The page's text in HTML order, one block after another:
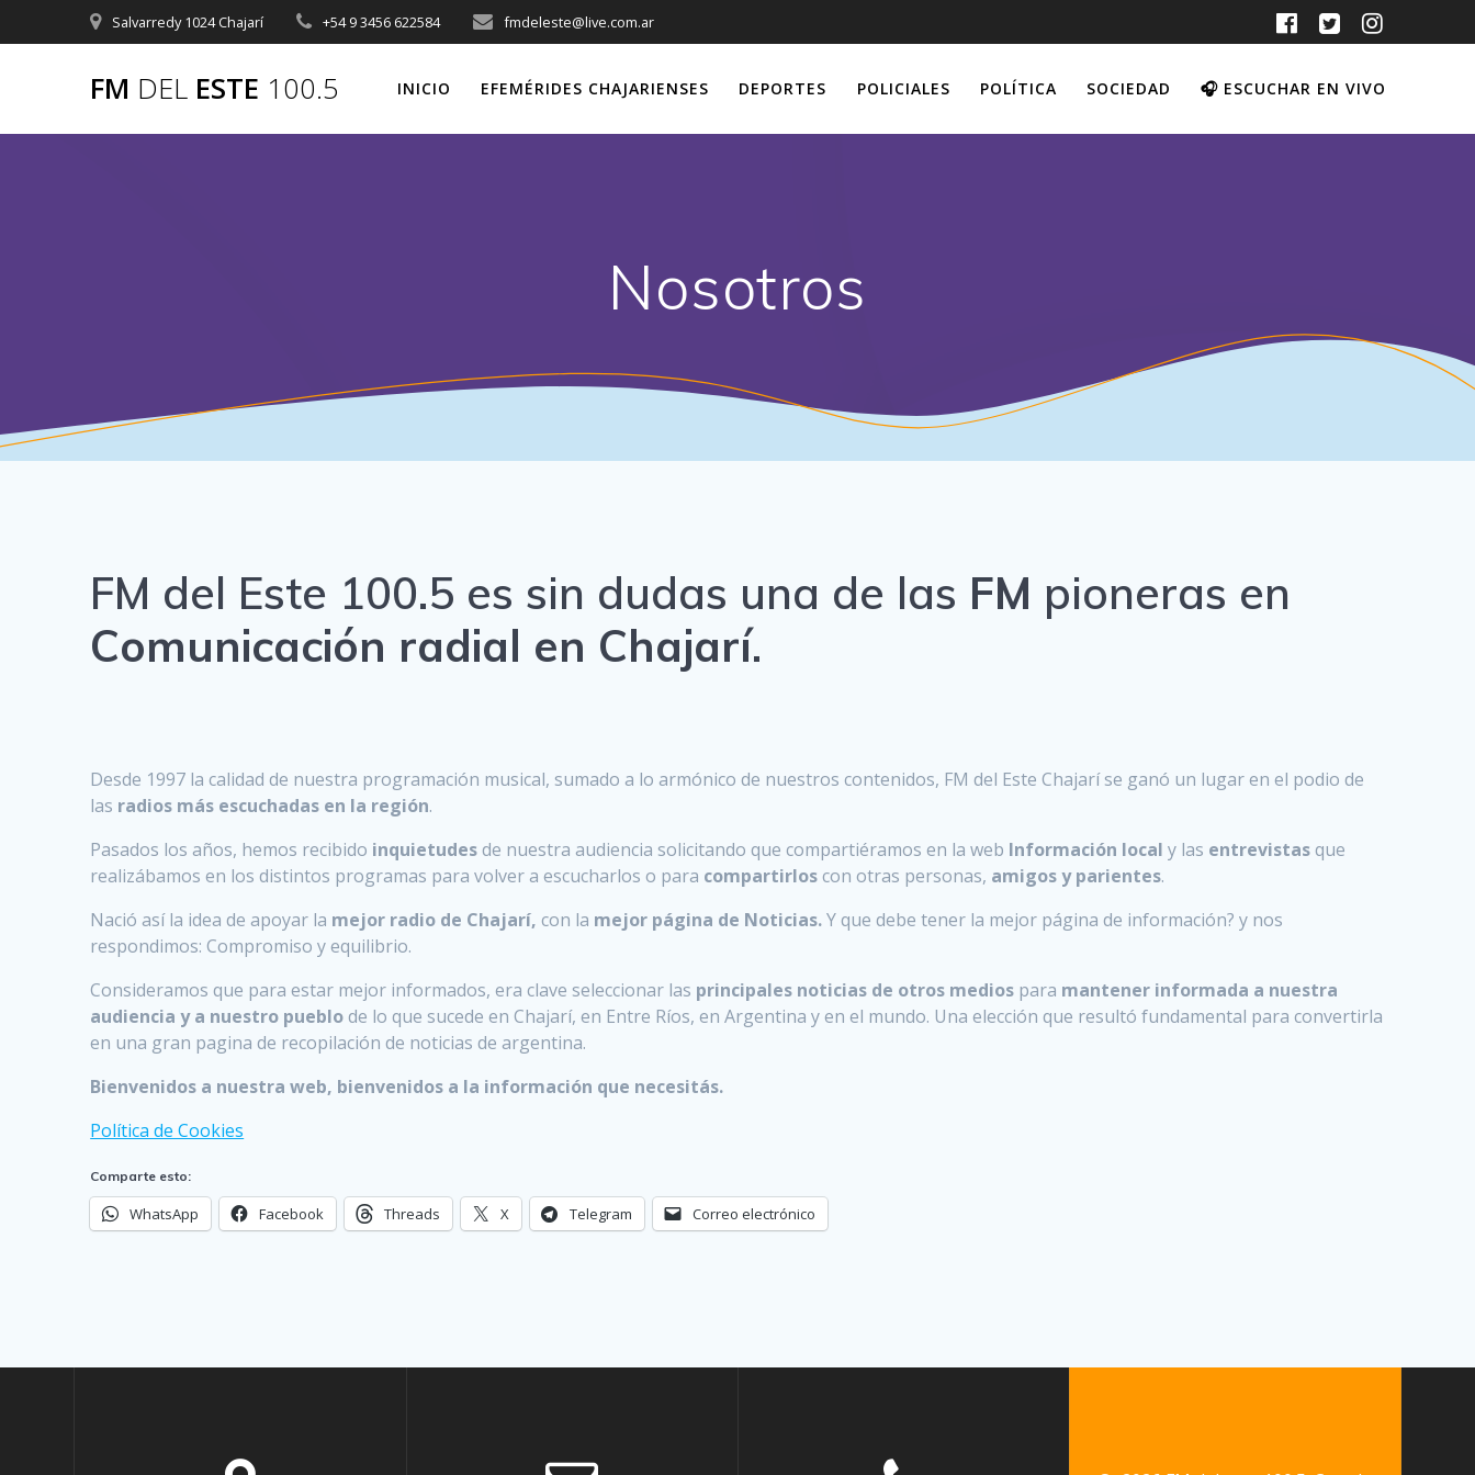
al
Salvarredy 1024 Chajarí +54 9 3456 622584 fmdeleste@live.com.ar
FM DEL ESTE 100.5 INICIO EFEMÉRIDES CHAJARIENSES DEPORTES POLICIALES POLÍTICA SOCIEDAD 🎧 ESCUCHAR EN VIVO
Nosotros
FM del Este 100.5 es sin dudas una de las FM pioneras en
Comunicación radial en Chajarí.
Desde 1997 la calidad de nuestra programación musical, sumado a lo armónico de nuestros contenidos, FM del Este Chajarí se ganó un lugar en el podio de
las radios más escuchadas en la región.
Pasados los años, hemos recibido inquietudesde nuestra audiencia solicitando que compartiéramos en la web Información local y las entrevistasque
realizábamos en los distintos programas para volver a escucharlos o para compartirloscon otras personas, amigos y parientes.
Nació así la idea de apoyar la mejor radio de Chajarí, con la mejor página de Noticias.Y que debe tener la mejor página de información? y nos
respondimos: Compromiso y equilibrio.
Consideramos que para estar mejor informados, era clave seleccionar las principales noticias de otros medios para mantener informada a nuestra
audiencia y a nuestro pueblode lo que sucede en Chajarí, en Entre Ríos, en Argentina y en el mundo. Una elección que resultó fundamental para convertirla
en una gran pagina de recopilación de noticias de argentina.
Bienvenidos a nuestra web, bienvenidos a la información que necesitás.
Política de Cookies
Comparte esto:
WhatsApp Facebook Threads X Telegram Correo electrónico